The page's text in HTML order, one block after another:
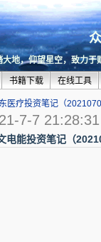
大地，仰望星空，致力于
书籍下载 在线工具
医疗投资笔记（
7-7 21:28:31
电能投资笔记（